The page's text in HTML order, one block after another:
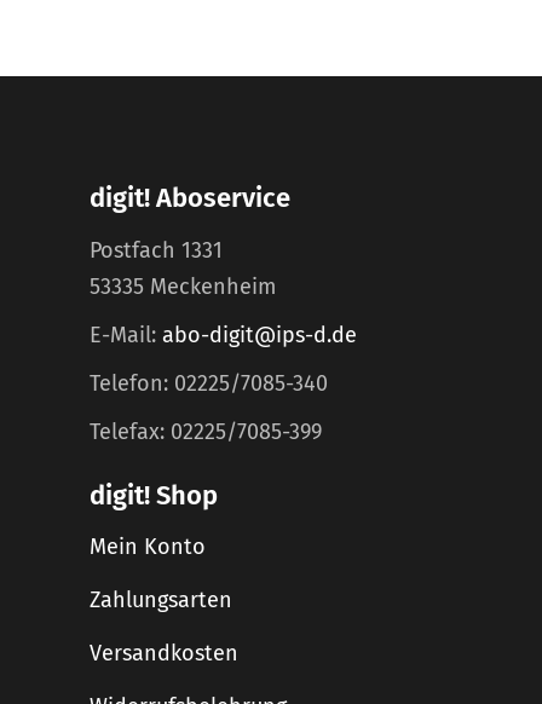
digit! Aboservice
Postfach 1331
53335 Meckenheim
E-Mail: abo-digit@ips-d.de
Telefon: 02225/7085-340
Telefax: 02225/7085-399
digit! Shop
Mein Konto
Zahlungsarten
Versandkosten